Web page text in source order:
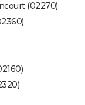
(02270)